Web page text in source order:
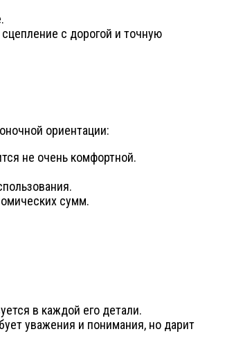
с дорогой и точную
ориентации:
не очень комфортной.
сумм.
в каждой его детали.
уважения и понимания, но дарит